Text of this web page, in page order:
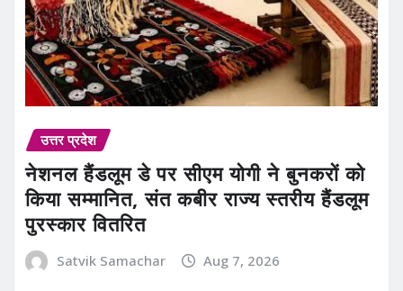
उत्तर प्रदेश
नेशनल हैंडलूम डे पर सीएम योगी ने बुनकरों को
किया सम्मानित, संत कबीर राज्य स्तरीय हैंडलूम
पुरस्कार वितरित
Satvik Samachar Aug 7, 2026